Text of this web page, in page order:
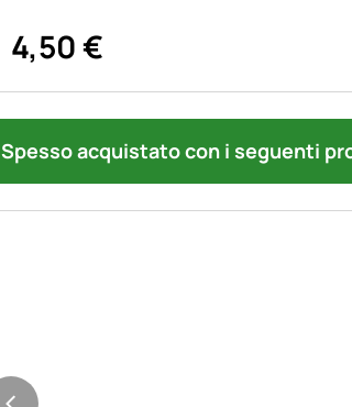
4,50€
Spesso acquistato con i seguenti